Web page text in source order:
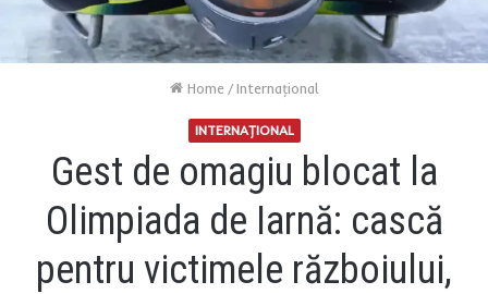
Home / Internaţional
INTERNAŢIONAL
Gest de omagiu blocat la
Olimpiada de Iarnă: cască
pentru victimele războiului,